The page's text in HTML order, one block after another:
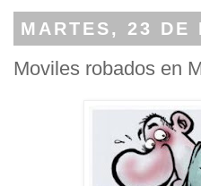
MARTES, 23 DE
Moviles robados en